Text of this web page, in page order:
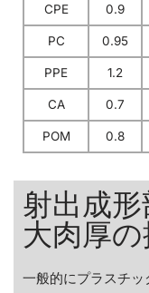
CPE 0.9
PC 0.95
PPE 1.2
CA 0.7
POM 0.8
射出成
大肉厚
一般的にプラスチ